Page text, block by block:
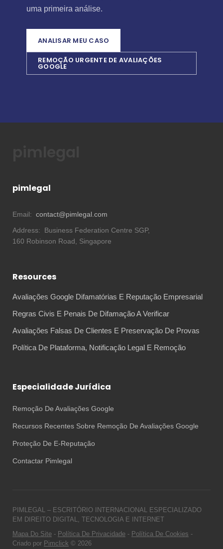
uma primeira análise.
ANALISAR MEU CASO
REMOÇÃO URGENTE DE AVALIAÇÕES
GOOGLE
pimlegal
Email: contact@pimlegal.com
Address:
Business Federation Centre SGP,
160 Robinson Road, Singapore
Resources
Avaliações Google Difamatórias E Reputação Empresarial
Regras Civis E Penais De Difamação A Verificar
Avaliações Falsas De Clientes E Preservação De Provas
Política De Plataforma, Notificação Legal E Remoção
Especialidade Jurídica
Remoção De Avaliações Google
Recursos Recentes Sobre Remoção De Avaliações Google
Proteção De E-Reputação
Contactar Pimlegal
PIMLEGAL – ESCRITÓRIO INTERNACIONAL ESPECIALIZADO
EM DIREITO DIGITAL, TECNOLOGIA E INTERNET
Mapa Do Site - Política De Privacidade - Política De Cookies -
Criado por Pimclick © 2026